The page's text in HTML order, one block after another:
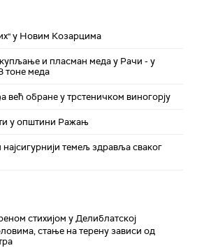
у Новим Козарцима
и пласман меда у Рачи - у
тоне меда
већ обране у трстеничком виногорју
у општини Ражањ
темељ здравља сваког
стихијом у Делиблатској
стање на терену зависи од